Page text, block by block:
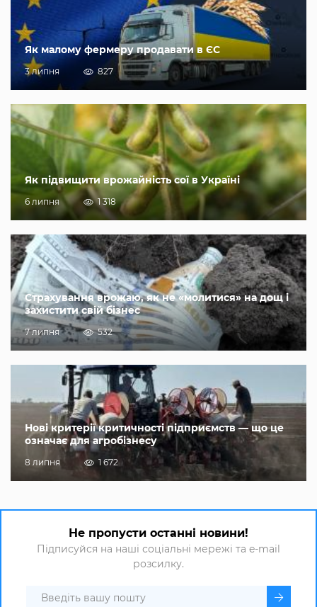
Як малому фермеру продавати в ЄС
3 липня 827
Як підвищити врожайність сої в Україні
6 липня 1 318
Страхування врожаю, як не «молитися» на дощ і
захистити свій бізнес
7 липня 532
Нові критерії критичності підприємств — що це
означає для агробізнесу
8 липня 1 672
Не пропусти останні новини!
Підписуйся на наші соціальні мережі та e-mail
розсилку.